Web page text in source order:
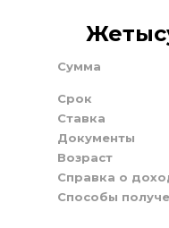
Сумма
Срок
Ставка
Документы
Возраст
Справка о
Способы